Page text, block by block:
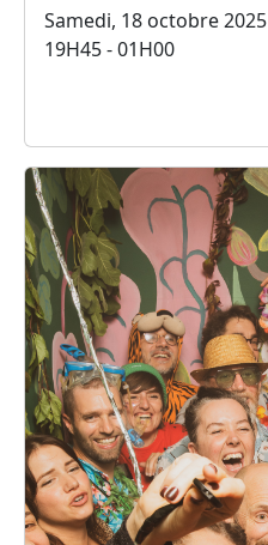
Samedi, 18 octobre 2025
19H45 - 01H00